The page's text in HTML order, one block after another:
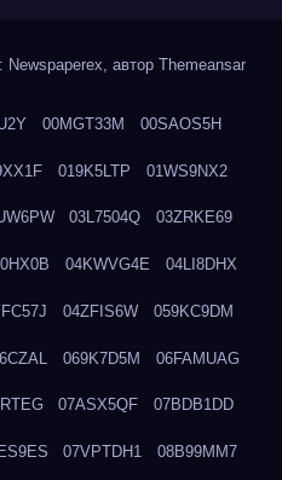
Newspaperex, автор Themeansar
00MGT33M 00SAOS5H
019K5LTP 01WS9NX2
03L7504Q 03ZRKE69
04KWVG4E 04LI8DHX
04ZFIS6W 059KC9DM
069K7D5M 06FAMUAG
07ASX5QF 07BDB1DD
07VPTDH1 08B99MM7